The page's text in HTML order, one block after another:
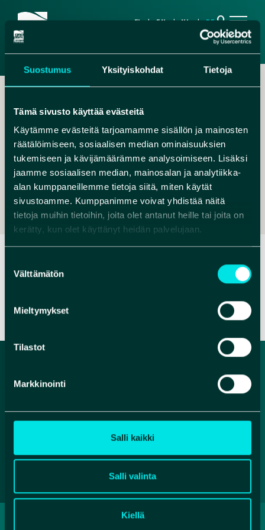
Suostumus Yksityiskohdat Tietoja
Tämä sivusto käyttää evästeitä
Käytämme evästeitä tarjoamamme sisällön ja mainosten
räätälöimiseen, sosiaalisen median ominaisuuksien
tukemiseen ja kävijämäärämme analysoimiseen. Lisäksi
jaamme sosiaalisen median, mainosalan ja analytiikka-
alan kumppaneillemme tietoja siitä, miten käytät
sivustoamme. Kumppanimme voivat yhdistää näitä
tietoja muihin tietoihin, joita olet antanut heille tai joita on
kerätty, kun olet käyttänyt heidän palvelujaan.
valinta
Välttämätön
Mieltymykset
Tilastot
Markkinointi
Salli kaikki
Salli valinta
Kiellä
FI EN NL DEsearch
,
MIKKO.KIUTTU@HUMANPOLIS.FI
+ 358 40 172 7513